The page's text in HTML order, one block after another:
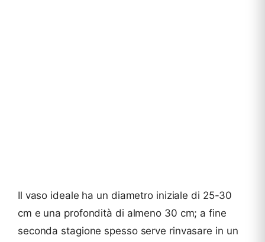
Il vaso ideale ha un diametro iniziale di 25-30
cm e una profondità di almeno 30 cm; a fine
seconda stagione spesso serve rinvasare in un